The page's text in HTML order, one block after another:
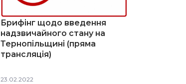
Брифінг щодо введення
надзвичайного стану на
Тернопільщині (пряма
трансляція)
23.02.2022